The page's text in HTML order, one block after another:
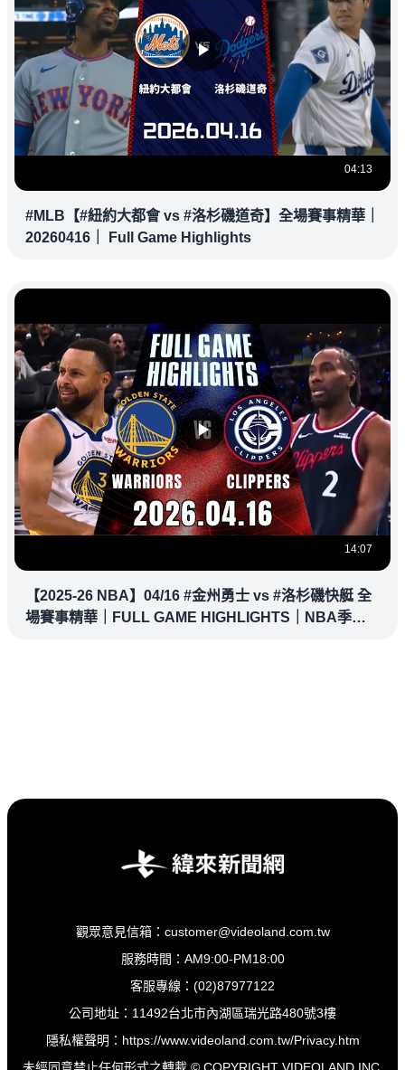
04:13
#MLB【#紐約大都會 vs #洛杉磯道奇】全場賽事精華｜
20260416｜ Full Game Highlights
14:07
【2025-26 NBA】04/16 #金州勇士 vs #洛杉磯快艇 全
場賽事精華｜FULL GAME HIGHLIGHTS｜NBA季後
觀眾意見信箱：customer@videoland.com.tw
服務時間：AM9:00-PM18:00
客服專線：(02)87977122
公司地址：11492台北市內湖區瑞光路480號3樓
隱私權聲明： https://www.videoland.com.tw/Privacy.htm